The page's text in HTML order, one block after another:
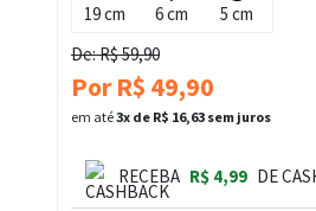
19 cm 6 cm
5 cm
De: R$ 59,90
Por R$ 49,90
em até3x de R$ 16,63 sem juros
RECEBA R$ 4,99 DE